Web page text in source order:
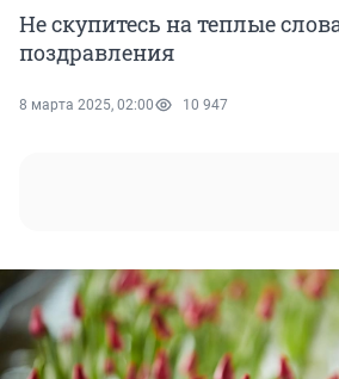
Не скупитесь на теплые
поздравления
8 марта 2025, 02:00 10 947